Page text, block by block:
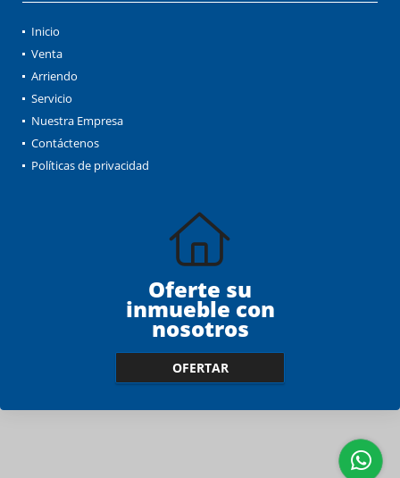
Inicio
Venta
Arriendo
Servicio
Nuestra Empresa
Contáctenos
Políticas de privacidad
Oferte su
inmueble con
nosotros
OFERTAR